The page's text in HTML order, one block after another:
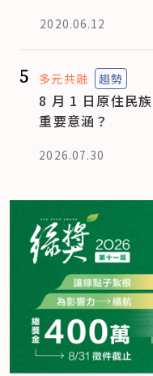
2020.06.12
5 多元共融 趨勢
8 月 1 日原住民
重要意涵？
2026.07.30